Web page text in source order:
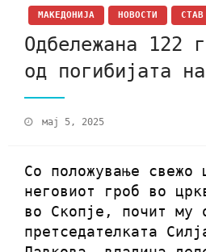
МАКЕДОНИЈА НОВОСТИ СТАВ
Одбележана 122
од погибијата
мај 5, 2025
Со положување свежо
неговиот гроб во
во Скопје, почит му
претседателката